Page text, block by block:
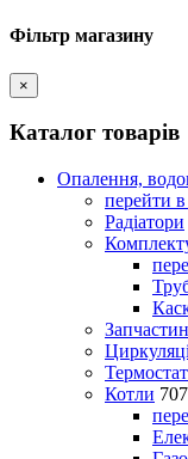
Фільтр магазину
×
Каталог товарів
Опалення,
перейти
Радіатори
Котли 707